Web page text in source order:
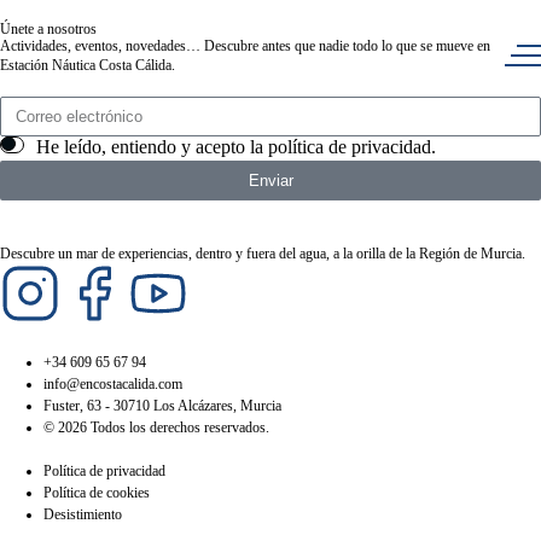
Únete a nosotros
Actividades, eventos, novedades… Descubre antes que nadie todo lo que se mueve en
Estación Náutica Costa Cálida.
He leído, entiendo y acepto la política de privacidad.
Enviar
Descubre un mar de experiencias, dentro y fuera del agua, a la orilla de la Región de Murcia.
+34 609 65 67 94
info@encostacalida.com
Fuster, 63 - 30710 Los Alcázares, Murcia
© 2026 Todos los derechos reservados.
Política de privacidad
Política de cookies
Desistimiento